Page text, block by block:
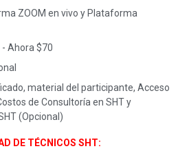
ZOOM en vivo y Plataforma
Ahora $70
material del participante, Acceso
de Consultoría en SHT y
(Opcional)
DE TÉCNICOS SHT: